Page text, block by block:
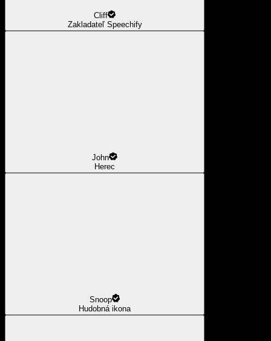
Cliff
Zakladateľ Speechify
John
Herec
Snoop
Hudobná ikona